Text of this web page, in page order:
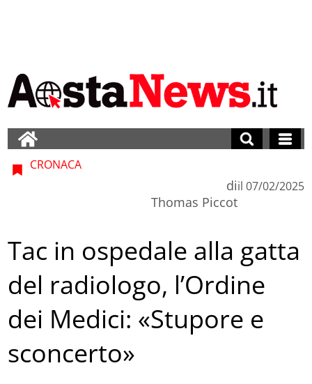
CRONACA
di
Thomas Piccot
il 07/02/2025
Tac in ospedale alla gatta
del radiologo, l’Ordine
dei Medici: «Stupore e
sconcerto»